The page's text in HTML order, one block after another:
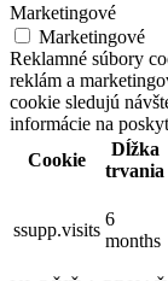
Marketingové
Marketingové
Reklamné súbory
reklám a
cookie sledujú
informácie na
Cookie
Dĺžka
trvania
ssupp.visits
6
months